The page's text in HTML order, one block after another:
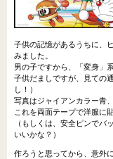
子供の記憶があるうちに、
みました。
男の子ですから、「変身」
子供だましですが、見ての
し！）
写真はジャイアンカラー青
これを両面テープで洋服に
（もしくは、安全ピンでバ
いいかな？）
作ろうと思ってから、意外